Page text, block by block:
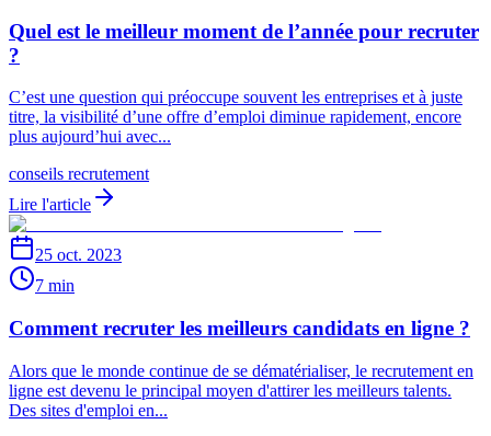
Quel est le meilleur moment de l’année pour recruter
?
C’est une question qui préoccupe souvent les entreprises et à juste
titre, la visibilité d’une offre d’emploi diminue rapidement, encore
plus aujourd’hui avec...
conseils recrutement
Lire l'article
25 oct. 2023
7 min
Comment recruter les meilleurs candidats en ligne ?
Alors que le monde continue de se dématérialiser, le recrutement en
ligne est devenu le principal moyen d'attirer les meilleurs talents.
Des sites d'emploi en...